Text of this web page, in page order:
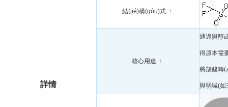
詳情
結(jié)構(gòu)式 ：
核心用途 ：
通過與醇
得原本需
將羧酸轉
與弱堿(如